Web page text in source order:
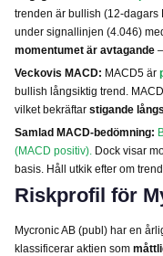
trenden är bullish (12-dagars
under signallinjen (4.046)
momentumet är avtagande
Veckovis MACD: MACD5 är
bullish långsiktig trend.
vilket bekräftar stigande
Samlad MACD-bedömning:
(MACD positiv). Dock visar
basis. Håll utkik efter om
Riskprofil för
Mycronic AB (publ) har en
klassificerar aktien som